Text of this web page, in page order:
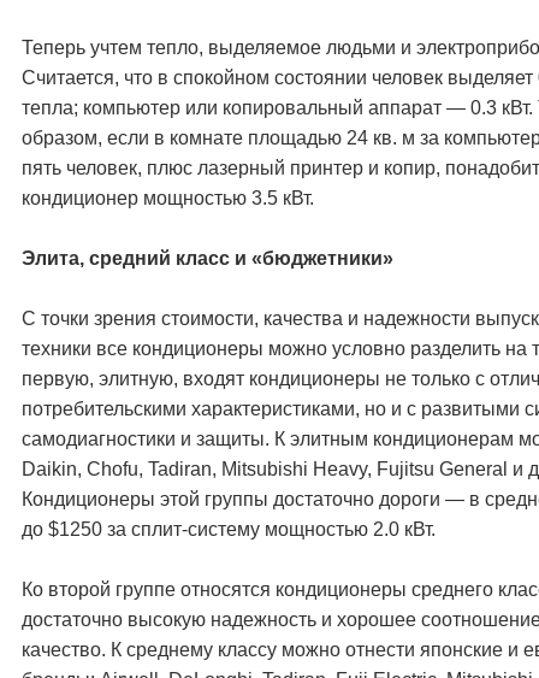
Теперь учтем тепло, выделяемое людьми и
Считается, что в спокойном состоянии человек выделяет
тепла; компьютер или копировальный аппарат — 0.3 кВт.
образом, если в комнате площадью 24 кв. м за
пять человек, плюс лазерный принтер и копир,
кондиционер мощностью 3.5 кВт.
Элита, средний класс и «бюджетники»
С точки зрения стоимости, качества и надежности
техники все кондиционеры можно условно разделить на
первую, элитную, входят кондиционеры не только с
потребительскими характеристиками, но и с развитыми
самодиагностики и защиты. К элитным кондиционерам
Daikin, Chofu, Tadiran, Mitsubishi Heavy, Fujitsu General и
Кондиционеры этой группы достаточно дороги — в
до $1250 за сплит-систему мощностью 2.0 кВт.
Ко второй группе относятся кондиционеры среднего
достаточно высокую надежность и хорошее
качество. К среднему классу можно отнести японские и